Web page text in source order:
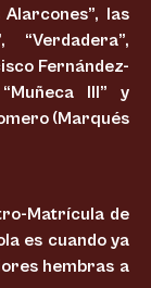
las
“Verdadera”,
Fernández-
III” y
(Marqués
Matrícula de
es cuando ya
hembras a